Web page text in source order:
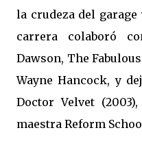
la crudeza del
carrera colaboró
Dawson, The
Wayne Hancock, y
Doctor Velvet
maestra Reform